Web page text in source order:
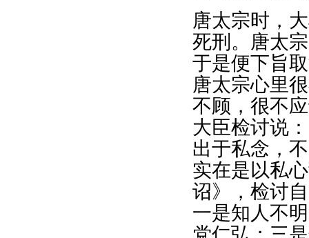
唐太宗时，
死刑。唐太
于是便下旨
唐太宗心里
不顾，很不
大臣检讨说
出于私念，
实在是以私
诏》，检讨
一是知人不